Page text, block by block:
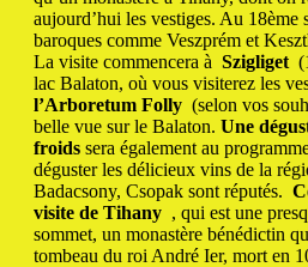
aujourd’hui les vestiges. Au 18ème
baroques comme Veszprém et
La visite commencera à Szigliget
lac Balaton, où vous visiterez les
l’Arboretum Folly (selon vos
belle vue sur le Balaton. Une
froids sera également au
déguster les délicieux vins de la
Badacsony, Csopak sont réputés.
visite de Tihany , qui est une
sommet, un monastère bénédictin
tombeau du roi André Ier, mort en